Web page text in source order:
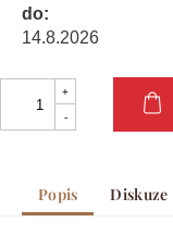
do:
14.8.2026
Popis Diskuze